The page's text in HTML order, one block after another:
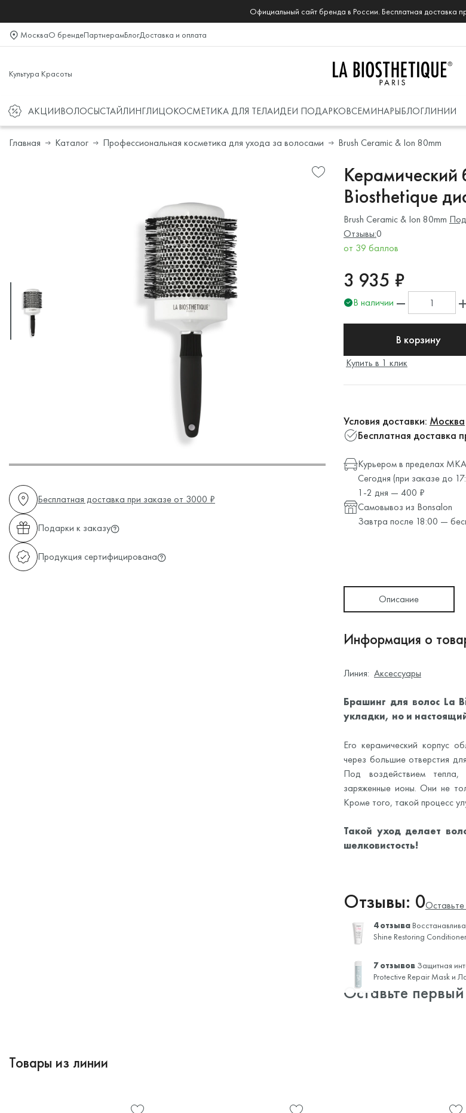
Официальный сайт бренда в России. Бесплатная доставка
МоскваО брендеПартнерамБлогДоставка и оплата
Культура Красоты
АКЦИИВОЛОСЫСТАЙЛИНГЛИЦОКОСМЕТИКА ДЛЯ ТЕЛАИДЕИ ПОДАРКОВСЕМИНАРЫБЛОГЛИНИИ
Главная Каталог Профессиональная косметика для ухода за волосами Brush Ceramic & Ion 80mm
Бесплатная доставка при заказе от 3000 ₽
Подарки к заказу
Продукция сертифицирована
Керамический
Biosthetique
Brush Ceramic & Ion 80mm
Отзывы:0
от 39 баллов
3 935 ₽
В наличии
В корзину
Купить в 1 клик
Условия доставки: Москва
Бесплатная доставка
Курьером в пределах
Сегодня (при заказе до
1-2 дня — 400 ₽
Самовывоз из Bonsalon
Завтра после 18:00 —
Описание
Информация о
Линия: Аксессуары
Брашинг для волос La
укладки, но и
Его керамический корпус
через большие отверстия
Под воздействием тепла,
заряженные ионы. Они не
Кроме того, такой процесс
Такой уход делает
шелковистость!
Отзывы: 0
4 отзыва
Shine Restoring Conditioner
7 отзывов Защитная
Protective Repair Mask и
Оставьте
Товары из линии